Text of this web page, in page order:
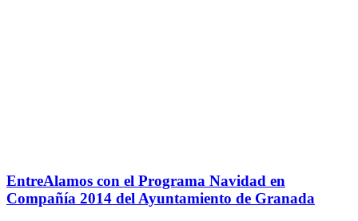
EntreAlamos con el Programa Navidad en
Compañía 2014 del Ayuntamiento de Granada